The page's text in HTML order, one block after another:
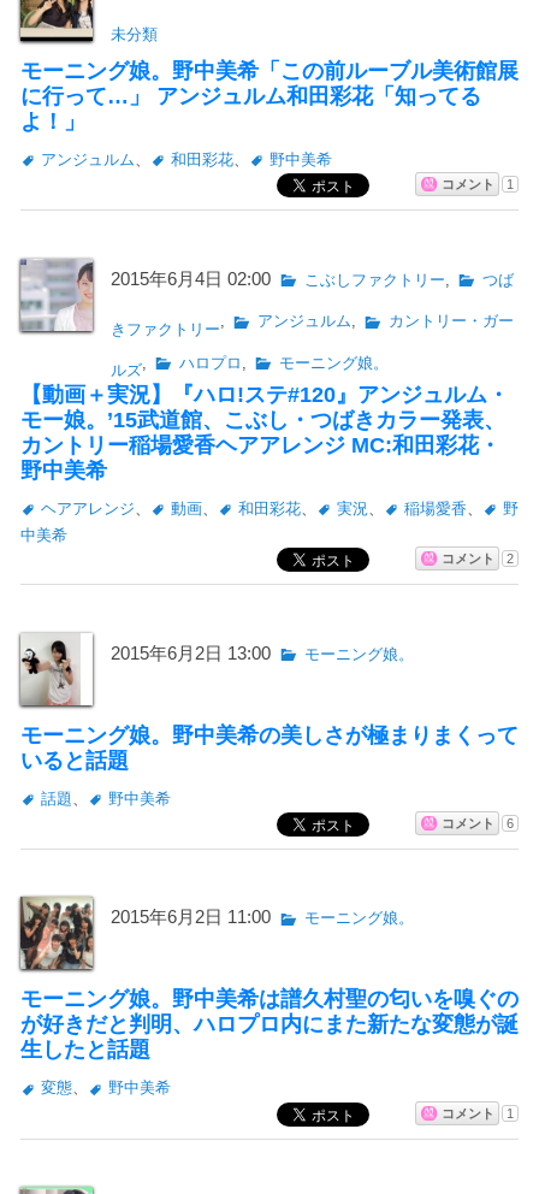
未分類
モーニング娘。野中美希「この前ルーブル美術館展
に行って…」 アンジュルム和田彩花「知ってる
よ！」
アンジュルム、 和田彩花、 野中美希
コメント 1
2015年6月4日 02:00 こぶしファクトリー つば
きファクトリー, アンジュルム, カントリー・ガー
ルズ, ハロプロ モーニング娘。
【動画＋実況】『ハロ!ステ#120』アンジュルム・
モー娘。’15武道館、こぶし・つばきカラー発表、
カントリー稲場愛香ヘアアレンジ MC:和田彩花・
野中美希
ヘアアレンジ、 動画、 和田彩花、 実況、 稲場愛香、
野
中美希
コメント 2
2015年6月2日 13:00 モーニング娘。
モーニング娘。野中美希の美しさが極まりまくって
いると話題
話題 野中美希
コメント 6
2015年6月2日 11:00 モーニング娘。
モーニング娘。野中美希は譜久村聖の匂いを嗅ぐの
が好きだと判明、ハロプロ内にまた新たな変態が誕
生したと話題
変態、 野中美希
コメント 1